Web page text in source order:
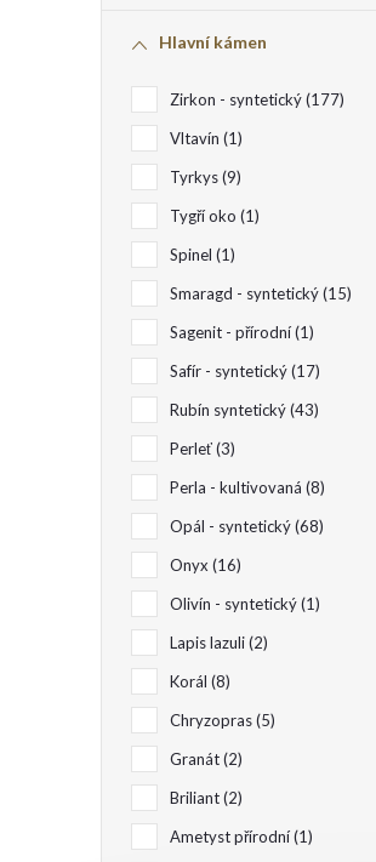
Hlavní kámen
Zirkon - syntetický 177
Vltavín 1
Tyrkys 9
Tygří oko 1
Spinel 1
Smaragd - syntetický 15
Sagenit - přírodní 1
Safír - syntetický 17
Rubín syntetický 43
Perleť 3
Perla - kultivovaná 8
Opál - syntetický 68
Onyx 16
Olivín - syntetický 1
Lapis lazuli 2
Korál 8
Chryzopras 5
Granát 2
Briliant 2
Ametyst přírodní 1